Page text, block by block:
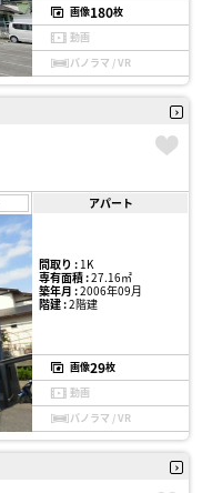
画像180枚
動画
パノラマ / VR
アパート
間取り :1K
専有面積 :27.16㎡
築年月 :2006年09月
階建 :2階建
画像29枚
動画
パノラマ / VR